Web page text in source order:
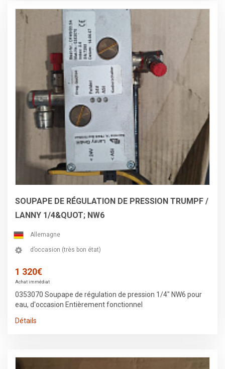
SOUPAPE DE RÉGULATION DE PRESSION TRUMPF /
LANNY 1/4&QUOT; NW6
Allemagne
d’occasion (très bon état)
1 320€
Achat immédiat
0353070 Soupape de régulation de pression 1/4" NW6 pour
eau, d'occasion Entièrement fonctionnel
Détails